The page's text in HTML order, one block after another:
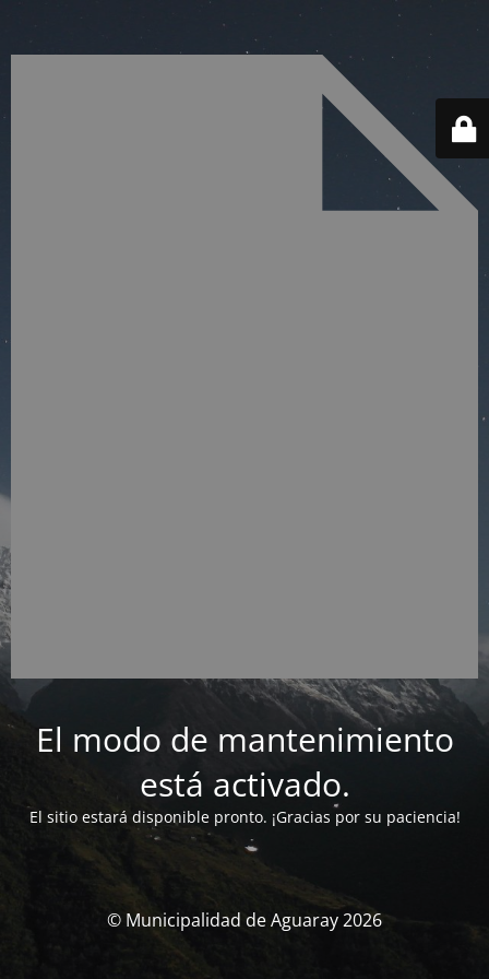
El modo de mantenimiento
está activado.
El sitio estará disponible pronto. ¡Gracias por su paciencia!
© Municipalidad de Aguaray 2026